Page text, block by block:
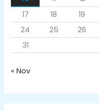
17
18 19
24
25 26
31
« Nov